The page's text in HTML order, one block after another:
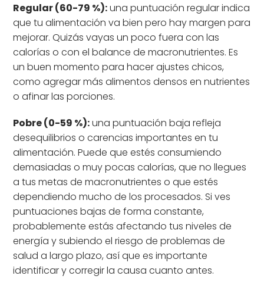
Regular (60-79 %):una puntuación regular indica
que tu alimentación va bien pero hay margen para
mejorar. Quizás vayas un poco fuera con las
calorías o con el balance de macronutrientes. Es
un buen momento para hacer ajustes chicos,
como agregar más alimentos densos en nutrientes
o afinar las porciones.
Pobre (0-59 %):una puntuación baja refleja
desequilibrios o carencias importantes en tu
alimentación. Puede que estés consumiendo
demasiadas o muy pocas calorías, que no llegues
a tus metas de macronutrientes o que estés
dependiendo mucho de los procesados. Si ves
puntuaciones bajas de forma constante,
probablemente estás afectando tus niveles de
energía y subiendo el riesgo de problemas de
salud a largo plazo, así que es importante
identificar y corregir la causa cuanto antes.